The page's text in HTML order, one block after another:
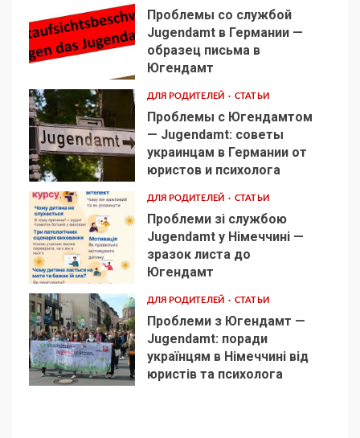
2
Проблемы со службой
Jugendamt в Германии —
образец письма в
Югендамт
3
ДЛЯ РОДИТЕЛЕЙ СТАТЬИ
Проблемы с Югендамтом
— Jugendamt: советы
украинцам в Германии от
юристов и психолога
4
ДЛЯ РОДИТЕЛЕЙ СТАТЬИ
Проблеми зі службою
Jugendamt у Німеччині —
зразок листа до
Югендамт
5
ДЛЯ РОДИТЕЛЕЙ СТАТЬИ
Проблеми з Югендамт —
Jugendamt: поради
українцям в Німеччині від
юристів та психолога